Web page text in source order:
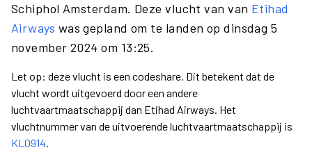
Schiphol Amsterdam. Deze vlucht van van Etihad
Airways was gepland om te landen op dinsdag 5
november 2024 om 13:25.
Let op: deze vlucht is een codeshare. Dit betekent dat de
vlucht wordt uitgevoerd door een andere
luchtvaartmaatschappij dan Etihad Airways. Het
vluchtnummer van de uitvoerende luchtvaartmaatschappij is
KL0914.